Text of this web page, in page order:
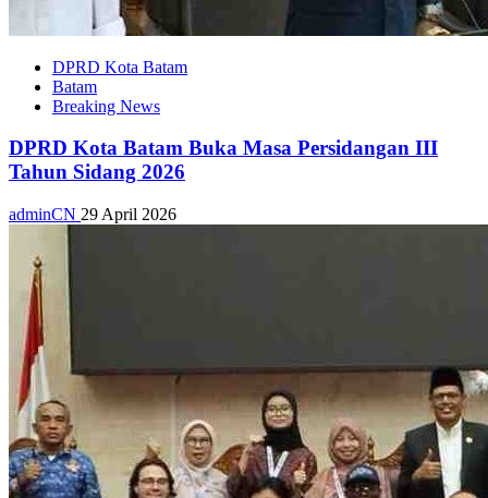
DPRD Kota Batam
Batam
Breaking News
DPRD Kota Batam Buka Masa Persidangan III
Tahun Sidang 2026
adminCN 29 April 2026